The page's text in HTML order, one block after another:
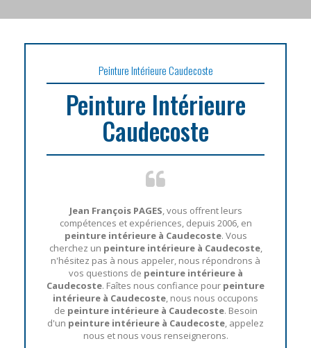
Peinture Intérieure Caudecoste
Peinture Intérieure
Caudecoste
Jean François PAGES, vous offrent leurs
compétences et expériences, depuis 2006, en
peinture intérieure à Caudecoste. Vous
cherchez un peinture intérieure à Caudecoste,
n'hésitez pas à nous appeler, nous répondrons à
vos questions de peinture intérieure à
Caudecoste. Faîtes nous confiance pour peinture
intérieure à Caudecoste, nous nous occupons
de peinture intérieure à Caudecoste. Besoin
d'un peinture intérieure à Caudecoste, appelez
nous et nous vous renseignerons.